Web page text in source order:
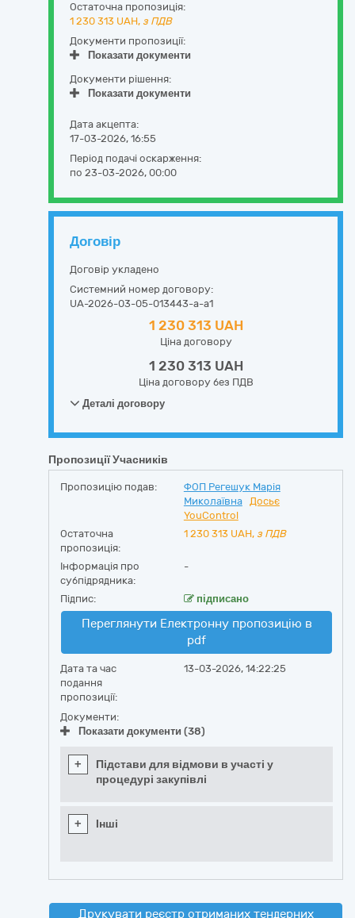
Остаточна пропозиція:
1 230 313 UAH, з ПДВ
Документи пропозиції:
Показати документи
Документи рішення:
Показати документи
Дата акцепта:
17-03-2026, 16:55
Період подачі оскарження:
по 23-03-2026, 00:00
Договір
Договір укладено
Системний номер договору:
UA-2026-03-05-013443-a-a1
1 230 313 UAH
Ціна договору
1 230 313 UAH
Ціна договору без ПДВ
Деталі договору
Пропозиції Учасників
Пропозицію подав:
ФОП Регешук Марія
Миколаївна
Досьє
YouControl
Остаточна
пропозиція:
1 230 313 UAH, з ПДВ
Інформація про
субпідрядника:
-
Підпис: підписано
Переглянути Електронну пропозицію в
pdf
Дата та час
подання
пропозиції:
13-03-2026, 14:22:25
Документи:
Показати документи (38)
+
Підстави для відмови в участі у
процедурі закупівлі
+ Інші
Друкувати реєстр отриманих тендерних